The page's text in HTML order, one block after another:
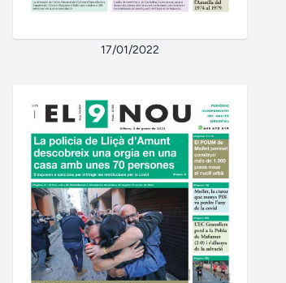
17/01/2022